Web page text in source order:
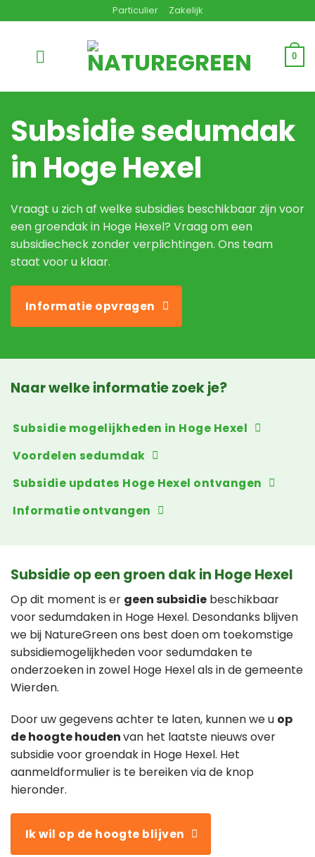
naar
Particulier Zakelijk
0
Subsidie sedumdak
in Hoge Hexel
Vraagt u zich af welke subsidies beschikbaar zijn voor
een groendak in Hoge Hexel? Vraag om een
subsidiecheck zonder verplichtingen. Ons team
staat voor u klaar.
Informatie opvragen
Naar welke informatie zoek je?
Subsidie mogelijkheden in Hoge Hexel
Voordelen sedumdak
Subsidie updates Hoge Hexel ontvangen
Informatie ontvangen
Subsidie op een groen dak in Hoge Hexel
Op dit moment is er geen subsidie beschikbaar
voor sedumdaken in Hoge Hexel. Desondanks blijven
we bij NatureGreen ons best doen om toekomstige
subsidiemogelijkheden voor sedumdaken te
onderzoeken in zowel Hoge Hexel als in de gemeente
Wierden.
Door uw gegevens achter te laten, kunnen we u op
de hoogte houdenvan het laatste nieuws over
subsidie voor groendak in Hoge Hexel. Het
aanmeldformulier is te bereiken via de knop
hieronder.
Ik wil op de hoogte blijven